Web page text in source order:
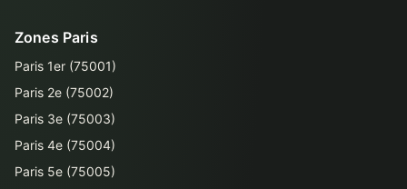
Zones Paris
Paris 1er (75001)
Paris 2e (75002)
Paris 3e (75003)
Paris 4e (75004)
Paris 5e (75005)